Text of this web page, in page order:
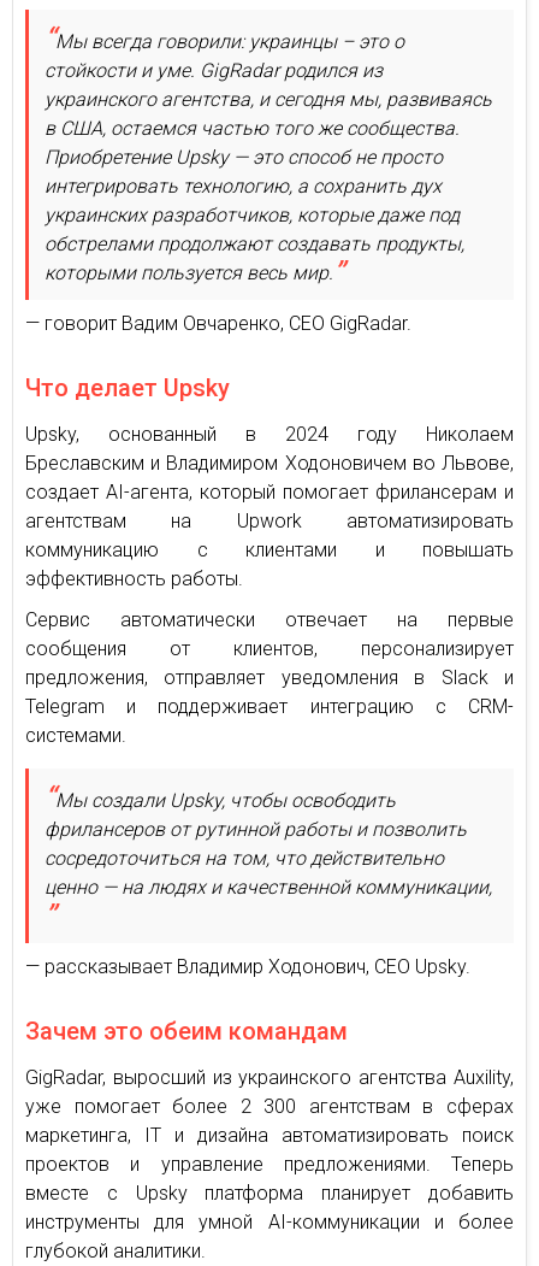
Мы всегда говорили: украинцы – это о
стойкости и уме. GigRadar родился из
украинского агентства, и сегодня мы, развиваясь
в США, остаемся частью того же сообщества.
Приобретение Upsky — это способ не просто
интегрировать технологию, а сохранить дух
украинских разработчиков, которые даже под
обстрелами продолжают создавать продукты,
которыми пользуется весь мир.
— говорит Вадим Овчаренко, CEO GigRadar.
Что делает Upsky
Upsky, основанный в 2024 году Николаем
Бреславским и Владимиром Ходоновичем во Львове,
создает AI-агента, который помогает фрилансерам и
агентствам на Upwork автоматизировать
коммуникацию с клиентами и повышать
эффективность работы.
Сервис автоматически отвечает на первые
сообщения от клиентов, персонализирует
предложения, отправляет уведомления в Slack и
Telegram и поддерживает интеграцию с CRM-
системами.
Мы создали Upsky, чтобы освободить
фрилансеров от рутинной работы и позволить
сосредоточиться на том, что действительно
ценно — на людях и качественной коммуникации,
— рассказывает Владимир Ходонович, CEO Upsky.
Зачем это обеим командам
GigRadar, выросший из украинского агентства Auxility,
уже помогает более 2 300 агентствам в сферах
маркетинга, IT и дизайна автоматизировать поиск
проектов и управление предложениями. Теперь
вместе с Upsky платформа планирует добавить
инструменты для умной AI-коммуникации и более
глубокой аналитики.